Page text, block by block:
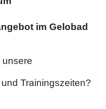
im Gelobad
unsere
Trainingszeiten?